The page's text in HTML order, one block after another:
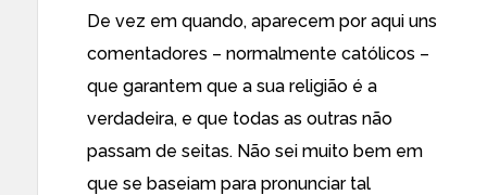
De vez em quando, aparecem por aqui uns
comentadores – normalmente católicos –
que garantem que a sua religião é a
verdadeira, e que todas as outras não
passam de seitas. Não sei muito bem em
que se baseiam para pronunciar tal